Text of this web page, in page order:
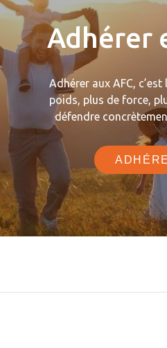
Adhérer
Adhérer aux AFC,
poids, plus de force,
défendre